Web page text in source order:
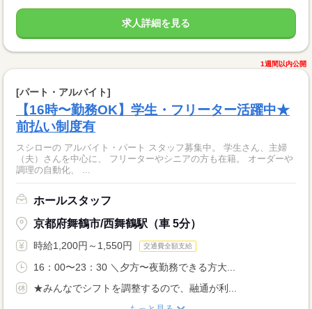
求人詳細を見る
1週間以内公開
[パート・アルバイト]
【16時〜勤務OK】学生・フリーター活躍中★
前払い制度有
スシローの アルバイト・パート スタッフ募集中。 学生さん、主婦
（夫）さんを中心に、 フリーターやシニアの方も在籍。 オーダーや
調理の自動化、 ...
ホールスタッフ
京都府舞鶴市/西舞鶴駅（車 5分）
時給1,200円～1,550円 交通費全額支給
16：00〜23：30 ＼夕方〜夜勤務できる方大...
★みんなでシフトを調整するので、融通が利...